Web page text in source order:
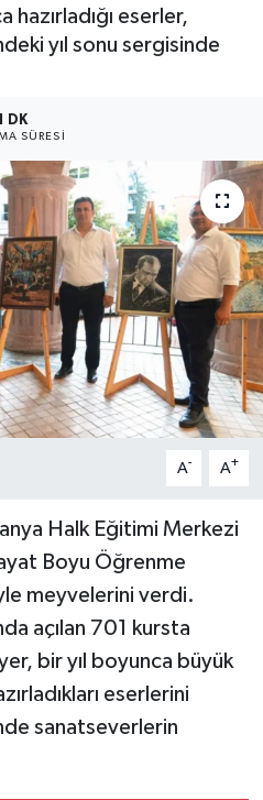
hazırladığı eserler,
yıl sonu sergisinde
1 DK
SÜRESI
A- A+
Halk Eğitimi Merkezi
Boyu Öğrenme
meyvelerini verdi.
açılan 701 kursta
bir yıl boyunca büyük
eserlerini
sanatseverlerin